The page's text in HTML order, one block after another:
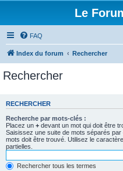
Le
FAQ
Index du forum Rechercher
Rechercher
RECHERCHER
Recherche par mots-clés :
Placez un + devant un mot qui doit être
Saisissez une suite de mots séparés par
mots doit être trouvé. Utilisez le
partielles.
Rechercher tous les termes